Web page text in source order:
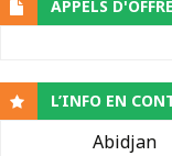
APPELS
L’INFO EN
Abidjan